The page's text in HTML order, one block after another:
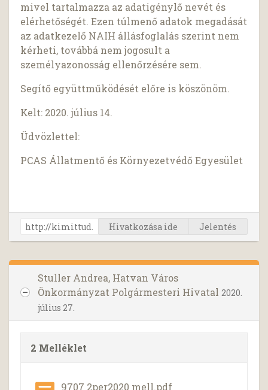
mivel tartalmazza az adatigénylő nevét és
elérhetőségét. Ezen túlmenő adatok megadását
az adatkezelő NAIH állásfoglalás szerint nem
kérheti, továbbá nem jogosult a
személyazonosság ellenőrzésére sem.
Segítő együttműködését előre is köszönöm.
Kelt: 2020. július 14.
Üdvözlettel:
PCAS Állatmentő és Környezetvédő Egyesület
Hivatkozása ide Jelentés
Stuller Andrea, Hatvan Város
Önkormányzat Polgármesteri Hivatal 2020.
július 27.
2 Melléklet
9707 2per2020 mell.pdf